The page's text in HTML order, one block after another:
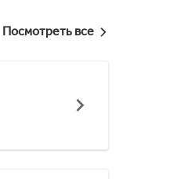
Посмотреть все